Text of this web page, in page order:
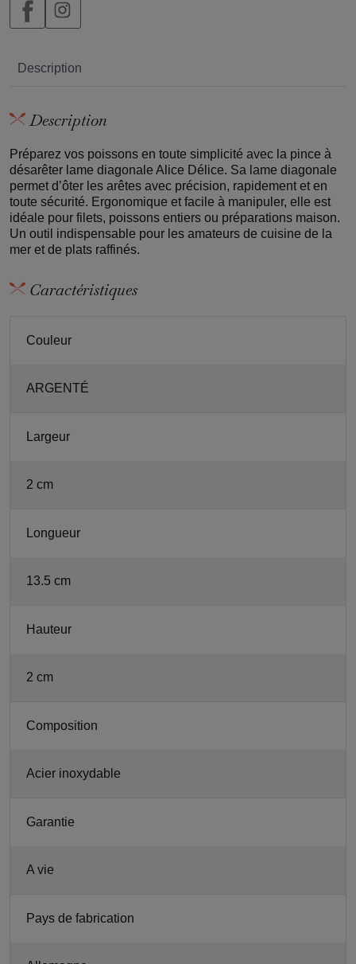
Description
Description
Préparez vos poissons en toute simplicité avec la pince à
désarêter lame diagonale Alice Délice. Sa lame diagonale
permet d’ôter les arêtes avec précision, rapidement et en
toute sécurité. Ergonomique et facile à manipuler, elle est
idéale pour filets, poissons entiers ou préparations maison.
Un outil indispensable pour les amateurs de cuisine de la
mer et de plats raffinés.
Caractéristiques
Couleur
ARGENTÉ
Largeur
2 cm
Longueur
13.5 cm
Hauteur
2 cm
Composition
Acier inoxydable
Garantie
A vie
Pays de fabrication